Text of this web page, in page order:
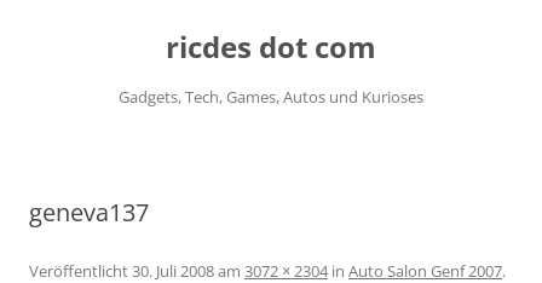
ricdes dot com
Gadgets, Tech, Games, Autos und Kurioses
geneva137
Veröffentlicht30. Juli 2008am 3072 × 2304in Auto Salon Genf 2007.